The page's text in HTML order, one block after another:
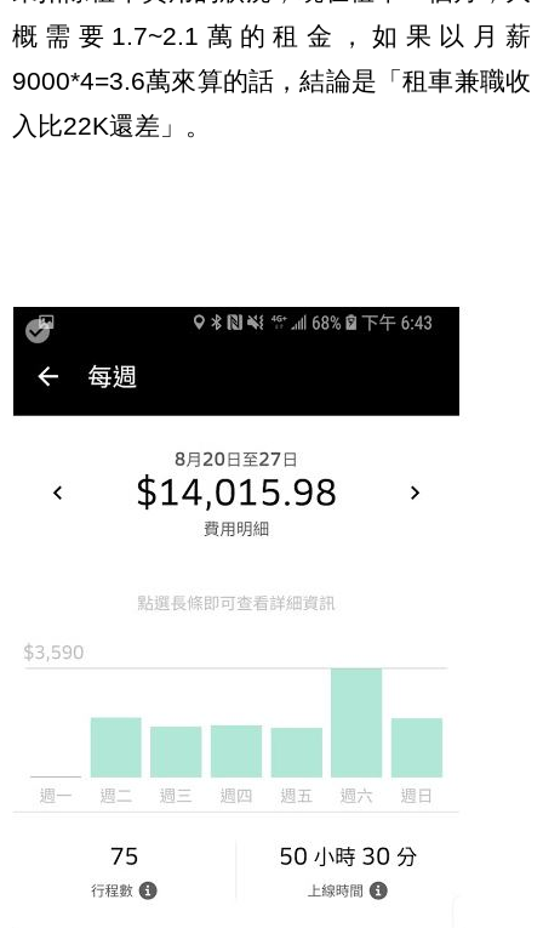
概需要1.7~2.1萬的租金，如果以月薪
9000*4=3.6萬來算的話，結論是「租車兼職收
入比22K還差」。